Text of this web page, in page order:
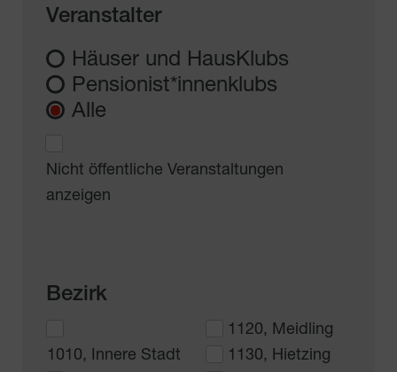
Veranstalter
Häuser und HausKlubs
Pensionist*innenklubs
Alle
Nicht öffentliche Veranstaltungen
anzeigen
Bezirk
1010, Innere Stadt
1120, Meidling
1130, Hietzing